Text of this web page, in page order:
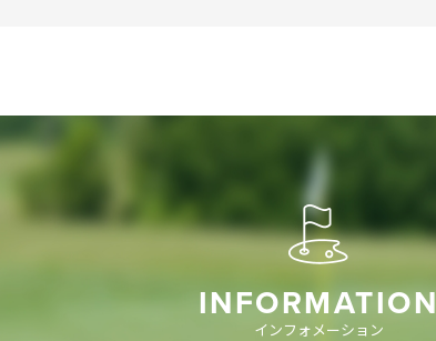
INFORMATION
インフォメーション